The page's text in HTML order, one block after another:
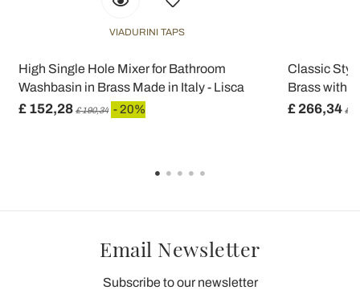
VIADURINI TAPS
High Single Hole Mixer for Bathroom
Washbasin in Brass Made in Italy - Lisca
£ 152,28 £ 190,34 - 20%
Classic
Brass with
£ 266,34 £
Email Newsletter
Subscribe to our newsletter